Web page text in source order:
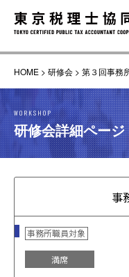
HOME > 研修会 > 第３回事務
WORKSHOP
研修会詳細ページ
事
事務所職員対象
満席